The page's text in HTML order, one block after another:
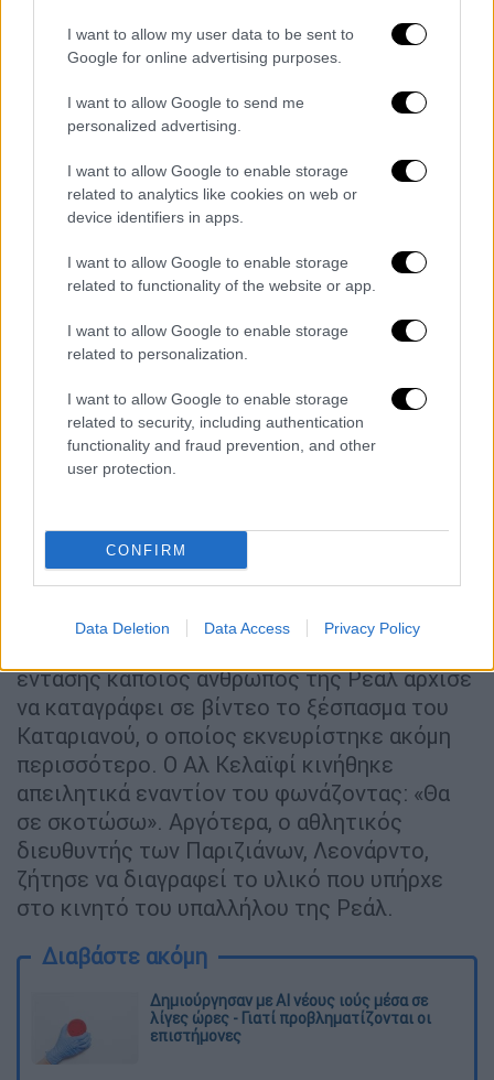
I want to allow my user data to be sent to
Google for online advertising purposes.
I want to allow Google to send me
personalized advertising.
I want to allow Google to enable storage
related to analytics like cookies on web or
device identifiers in apps.
I want to allow Google to enable storage
related to functionality of the website or app.
I want to allow Google to enable storage
related to personalization.
I want to allow Google to enable storage
related to security, including authentication
functionality and fraud prevention, and other
user protection.
CONFIRM
Data Deletion Data Access Privacy Policy
πρώτου γκολ της Ρεάλ, καθώς έχει
προηγηθεί επαφή του Μπενζεμά πάνω στον
Ντοναρούμα.
Movistar+, ο πρόεδρος της Παρί και μέλος
της Εκτελεστικής Επιτροπής της UEFA, Αλ
Κελαϊφί, κατέβηκε από τις θέσεις των VIP
στα αποδυτήρια ψάχνοντας τους διαιτητές.
Σύμφωνα με ορισμένα ρεπορτάζ Ισπανών
δημοσιογράφων, έφτασε σε σημείο να
κλοτσήσει ακόμη και την πόρτα ενός
των διαιτητών, αλλά τελικά ήταν το γραφείο
ενός αξιωματούχου της Ρεάλ!
Ψυχραιμότεροι φέρονται να προσπάθησαν να
ασφάλεια του γηπέδου.
Επίσης, σύμφωνα με τη Marca, ο Αλ Κελαϊφί
δεν δίστασε μέχρι και να απειλήσει
έντασης κάποιος άνθρωπος της Ρεάλ άρχισε
να καταγράφει σε βίντεο το ξέσπασμα του
Καταριανού, ο οποίος εκνευρίστηκε ακόμη
περισσότερο. Ο Αλ Κελαϊφί κινήθηκε
απειλητικά εναντίον του φωνάζοντας: «Θα
σε σκοτώσω». Αργότερα, ο αθλητικός
διευθυντής των Παριζιάνων, Λεονάρντο,
ζήτησε να διαγραφεί το υλικό που υπήρχε
στο κινητό του υπαλλήλου της Ρεάλ.
Διαβάστε ακόμη
Δημιούργησαν με AI νέους ιούς μέσα σε
λίγες ώρες - Γιατί προβληματίζονται οι
επιστήμονες